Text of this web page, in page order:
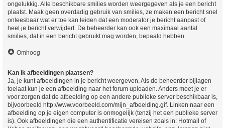
ongelukkig. Alle beschikbare smilies worden weergegeven als je een bericht
plaatst. Maak geen overdadig gebruik van smilies, ze maken een bericht snel
onleesbaar wat er toe kan leiden dat een moderator je bericht aanpast of
heel je bericht verwijdert. De beheerder kan ook een maximaal aantal
smilies, dat in een bericht gebruikt mag worden, bepaald hebben.
Omhoog
Kan ik afbeeldingen plaatsen?
Ja, je kunt afbeeldingen in je bericht weergeven. Als de beheerder bijlagen
toelaat kun je een afbeelding naar het forum uploaden. Anders moet je er
voor zorgen dat de afbeelding op een andere publieke server beschikbaar is,
bijvoorbeeld http://www.voorbeeld.com/mijn_afbeelding.gif. Linken naar een
afbeelding op je eigen computer is onmogelijk (tenzij het een publieke server
is). Ook afbeeldingen die een authentificatie vereisen zoals in: Hotmail of